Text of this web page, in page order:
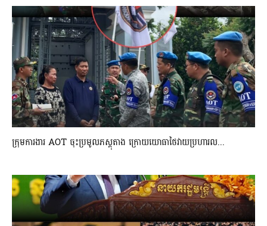
ក្រុមការងារ AOT ចុះប្រមូលភស្តុតាង ក្រោយយោធាថៃវាយប្រហារល...